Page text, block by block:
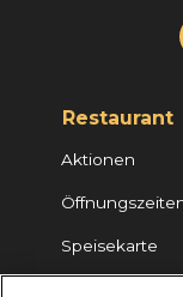
Restaurant
Aktionen
Speisekarte